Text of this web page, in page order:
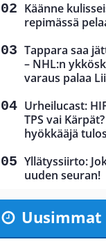
Käänne
repimässä
Tappara saa
– NHL:n
varaus palaa
Urheilucast:
TPS vai
hyökkääjä
Yllätyssiirto:
uuden seuran!
Uusimmat